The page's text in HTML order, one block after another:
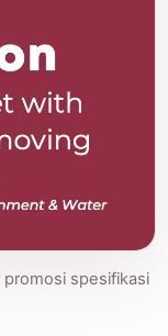
spesifikasi